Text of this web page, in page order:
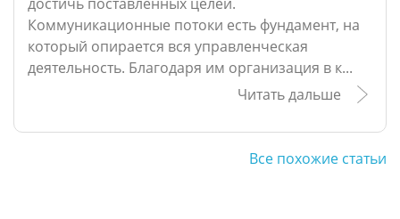
Коммуникационные потоки есть фундамент, на
который опирается вся управленческая
деятельность. Благодаря им организация в к...
Читать дальше
Все похожие статьи